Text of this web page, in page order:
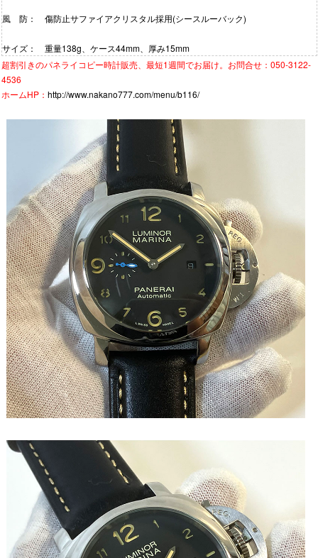
風 防： 傷防止サファイアクリスタル採用(シースルーバック)
サイズ： 重量138g、ケース44mm、厚み15mm
超割引きのパネライコピー時計販売、最短1週間でお届け。お問合せ：050-3122-
4536
ホームHP： http://www.nakano777.com/menu/b116/